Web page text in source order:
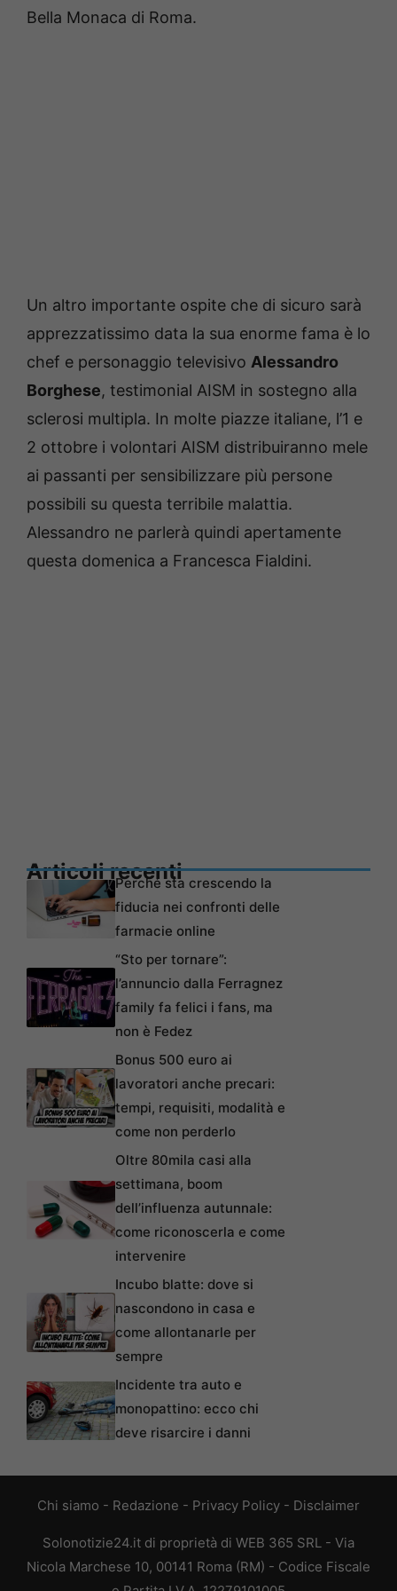
Bella Monaca di Roma.
Un altro importante ospite che di sicuro sarà
apprezzatissimo data la sua enorme fama è lo
chef e personaggio televisivo Alessandro
Borghese, testimonial AISM in sostegno alla
sclerosi multipla. In molte piazze italiane, l’1 e
2 ottobre i volontari AISM distribuiranno mele
ai passanti per sensibilizzare più persone
possibili su questa terribile malattia.
Alessandro ne parlerà quindi apertamente
questa domenica a Francesca Fialdini.
Articoli recentiPerché sta crescendo la
fiducia nei confronti delle
farmacie online
“Sto per tornare”:
l’annuncio dalla Ferragnez
family fa felici i fans, ma
non è Fedez
Bonus 500 euro ai
lavoratori anche precari:
tempi, requisiti, modalità e
come non perderlo
Oltre 80mila casi alla
settimana, boom
dell’influenza autunnale:
come riconoscerla e come
intervenire
Incubo blatte: dove si
nascondono in casa e
come allontanarle per
sempre
Incidente tra auto e
monopattino: ecco chi
deve risarcire i danni
Chi siamo - Redazione - Privacy Policy - Disclaimer
Solonotizie24.it di proprietà di WEB 365 SRL - Via
Nicola Marchese 10, 00141 Roma (RM) - Codice Fiscale